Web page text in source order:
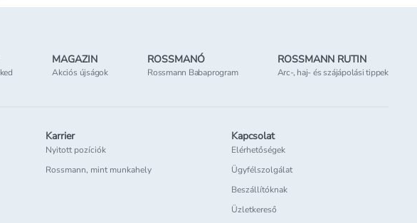
MAGAZIN
Akciós újságok
ROSSMANÓ
Rossmann Babaprogram
ROSSMANN RUTIN
Arc-, haj- és szájápolási tippek
Karrier
Nyitott pozíciók
Rossmann, mint munkahely
Kapcsolat
Elérhetőségek
Ügyfélszolgálat
Beszállítóknak
Üzletkereső